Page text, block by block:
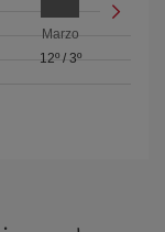
Marzo
12º/ 3º